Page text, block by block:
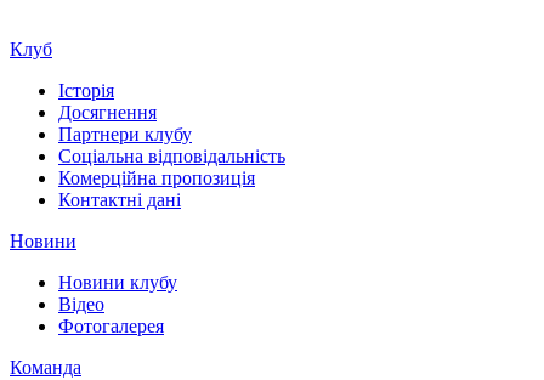
Клуб
Історія
Досягнення
Партнери клубу
Соціальна відповідальність
Комерційна пропозиція
Контактні дані
Новини
Новини клубу
Відео
Фотогалерея
Команда